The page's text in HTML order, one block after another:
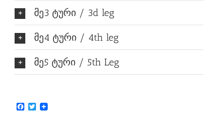
მე3 ტური / 3d leg
მე4 ტური / 4th leg
მე5 ტური / 5th Leg
Facebook
Twitter